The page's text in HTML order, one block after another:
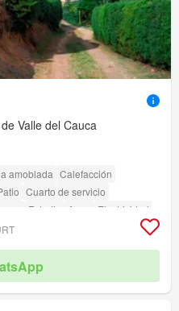
Valle del Cauca
amoblada Calefacción
Cuarto de servicio
Estudio Agua
Electricidad
Vigilante